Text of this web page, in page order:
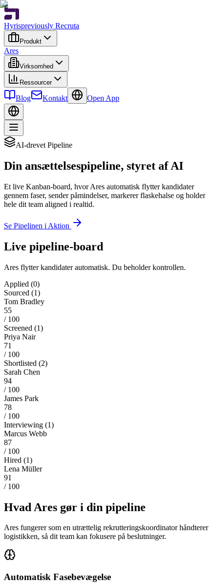
Hyrispreviously Recruta
Produkt
Ares
Virksomhed
Ressourcer
Blog Kontakt Open App
AI-drevet Pipeline
Din ansættelsespipeline, styret af AI
Et live Kanban-board, hvor Ares automatisk flytter kandidater
gennem faser, sender påmindelser, markerer flaskehalse og holder
hele dit team aligned i realtid.
Se Pipelinen i Aktion
Live pipeline-board
Ares flytter kandidater automatisk. Du beholder kontrollen.
Applied (0)
Sourced (1)
Tom Bradley
55
/ 100
Screened (1)
Priya Nair
71
/ 100
Shortlisted (2)
Sarah Chen
94
/ 100
James Park
78
/ 100
Interviewing (1)
Marcus Webb
87
/ 100
Hired (1)
Lena Müller
91
/ 100
Hvad Ares gør i din pipeline
Ares fungerer som en utrættelig rekrutteringskoordinator håndterer
logistikken, så dit team kan fokusere på beslutninger.
Automatisk Fasebevægelse